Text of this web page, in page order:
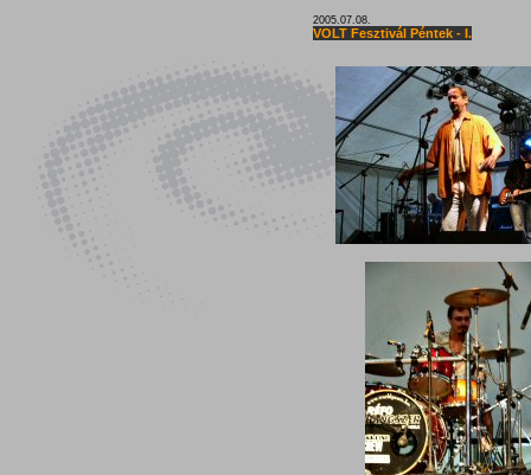
2005.07.08.
VOLT Fesztivál Péntek - I.